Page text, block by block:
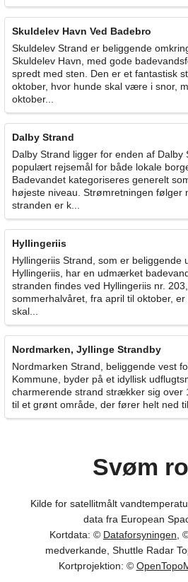
Skuldelev Havn Ved Badebro
Skuldelev Strand er beliggende
Skuldelev Havn, med gode
spredt med sten. Den er et fantastisk
oktober, hvor hunde skal være i snor,
oktober...
Dalby Strand
Dalby Strand ligger for enden af Dalby
populært rejsemål for både lokale
Badevandet kategoriseres generelt
højeste niveau. Strømretningen følger
stranden er k...
Hyllingeriis
Hyllingeriis Strand, som er beliggende
Hyllingeriis, har en udmærket
stranden findes ved Hyllingeriis nr.
sommerhalvåret, fra april til oktober,
skal...
Nordmarken, Jyllinge Strandby
Nordmarken Strand, beliggende vest
Kommune, byder på et idyllisk
charmerende strand strækker sig
til et grønt område, der fører helt ned
Svøm
Kilde for satellitmålt
data fra European
Kortdata: © Dataforsyningen ,
medverkande, Shuttle Radar
Kortprojektion: ©